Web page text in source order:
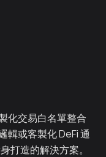
化交易白名單整合
輯或客製化 DeFi 通
打造的解決方案。